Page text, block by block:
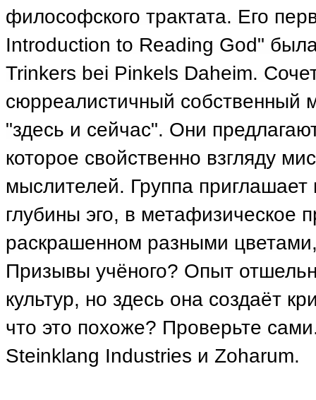
философского трактата. Его
Introduction to Reading God"
Trinkers bei Pinkels Daheim.
сюрреалистичный собственный
"здесь и сейчас". Они
которое свойственно взгляду
мыслителей. Группа
глубины эго, в метафизическое
раскрашенном разными
Призывы учёного? Опыт
культур, но здесь она создаёт
что это похоже? Проверьте
Steinklang Industries и Zoharum.